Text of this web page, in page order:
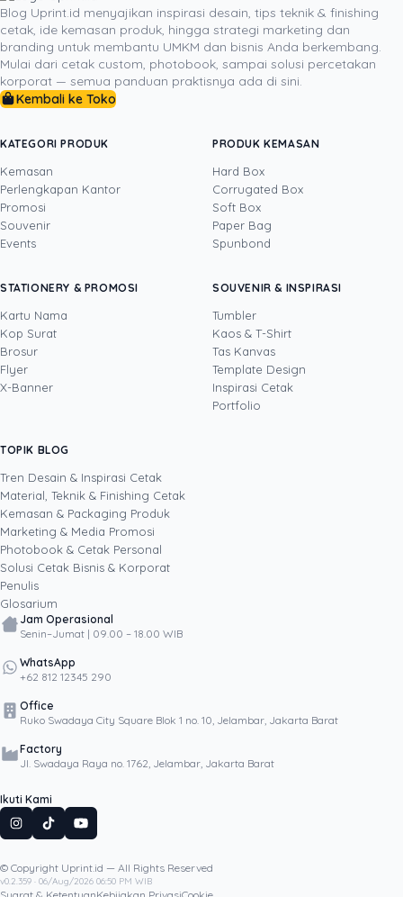
pendapat kami ini? Jadi pada tahun 2019 jangan
menjadi salah satu desainer grafis macam itu. Semoga
panduan tentang tren desain grafis terpopuler di 2019
ini bisa membantu Anda untuk menciptakan karya yang
aneh, unik dan otentik. Jika membutuhkan tempat untuk
senang hati akan membantu. Selamat berkarya!
DITULIS OLEH
Uprint.id dengan pengalaman lebih dari 20
tahun di bidang creative direction, brand
strategy, dan growth hacking. Ia mengarahkan
bahasa visual Uprint dan membantu brand
merancang kemasan (packaging), stiker,
brosur, serta materi cetak lain yang bukan
sekadar enak dilihat, tetapi terbukti mendorong
menjadikan desain dan cetakan sebagai aset
brand, bukan sekadar biaya.
Lihat semua penulis
Popular
Artikel Lainnya
Blog Uprint.id menyajikan inspirasi desain, tips teknik & finishing
cetak, ide kemasan produk, hingga strategi marketing dan
branding untuk membantu UMKM dan bisnis Anda berkembang.
Mulai dari cetak custom, photobook, sampai solusi percetakan
korporat — semua panduan praktisnya ada di sini.
Kembali ke Toko
KATEGORI PRODUK
Kemasan
Perlengkapan Kantor
Promosi
Souvenir
Events
PRODUK KEMASAN
Hard Box
Corrugated Box
Soft Box
Paper Bag
Spunbond
STATIONERY & PROMOSI
Kartu Nama
Kop Surat
Brosur
Flyer
X-Banner
SOUVENIR & INSPIRASI
Tumbler
Kaos & T-Shirt
Tas Kanvas
Template Design
Inspirasi Cetak
Portfolio
TOPIK BLOG
Tren Desain & Inspirasi Cetak
Material, Teknik & Finishing Cetak
Kemasan & Packaging Produk
Marketing & Media Promosi
Photobook & Cetak Personal
Solusi Cetak Bisnis & Korporat
Penulis
Glosarium
Jam Operasional
Senin–Jumat | 09.00 – 18.00 WIB
WhatsApp
+62 812 12345 290
Office
Ruko Swadaya City Square Blok 1 no. 10, Jelambar, Jakarta Barat
Factory
Jl. Swadaya Raya no. 1762, Jelambar, Jakarta Barat
Ikuti Kami
© Copyright Uprint.id — All Rights Reserved
v0.2.359 · 06/Aug/2026 06:50 PM WIB